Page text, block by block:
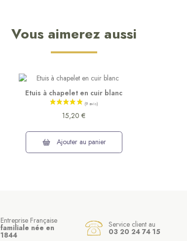
Vous aimerez aussi
Etuis à chapelet en cuir blanc
15,20 €
Ajouter au panier
Entreprise Française
familiale née en
1844
Service client au
03 20 24 74 15